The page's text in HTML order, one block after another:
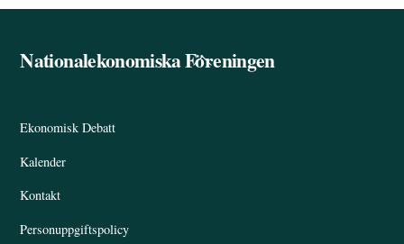
Back
Nationalekonomiska Föreningen
Ekonomisk Debatt
Kalender
Kontakt
Personuppgiftspolicy